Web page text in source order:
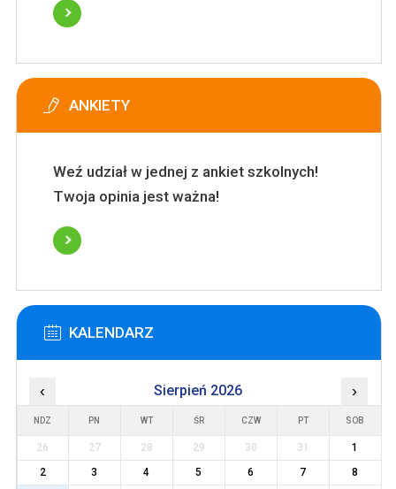
ANKIETY
Weź udział w jednej z ankiet szkolnych!
Twoja opinia jest ważna!
KALENDARZ
‹ Sierpień 2026 ›
NDZ PN WT ŚR CZW PT SOB
26 27 28 29 30 31
1
2
3 4 5 6 7 8